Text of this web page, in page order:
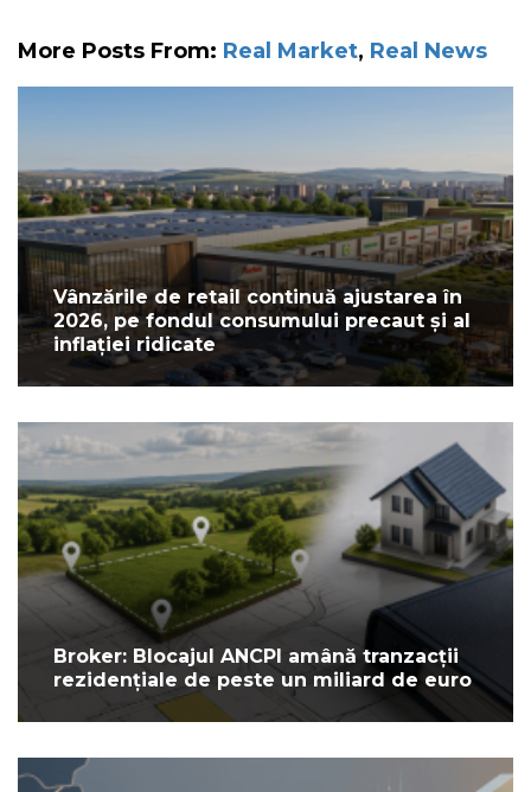
More Posts From: Real Market, Real News
Vânzările de retail continuă ajustarea în
2026, pe fondul consumului precaut și al
inflației ridicate
Broker: Blocajul ANCPI amână tranzacții
rezidențiale de peste un miliard de euro